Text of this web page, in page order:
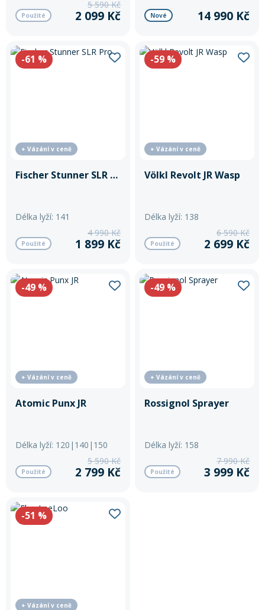
lyže pro mladé jezdkyně, které
chtějí růst s každým skokem.
Použité
5 590 Kč
2 099 Kč Nové 14 990 Kč
-61 %
+ Vázání v ceně
Fischer Stunner SLR Pro
Délka lyží: 141
Použité
4 990 Kč
1 899 Kč
-59 %
+ Vázání v ceně
Völkl Revolt JR Wasp
Délka lyží: 138
Použité
6 590 Kč
2 699 Kč
-49 %
+ Vázání v ceně
Atomic Punx JR
Délka lyží: 120|140|150
Použité
5 590 Kč
2 799 Kč
-49 %
+ Vázání v ceně
Rossignol Sprayer
Délka lyží: 158
Použité
7 990 Kč
3 999 Kč
-51 %
+ Vázání v ceně